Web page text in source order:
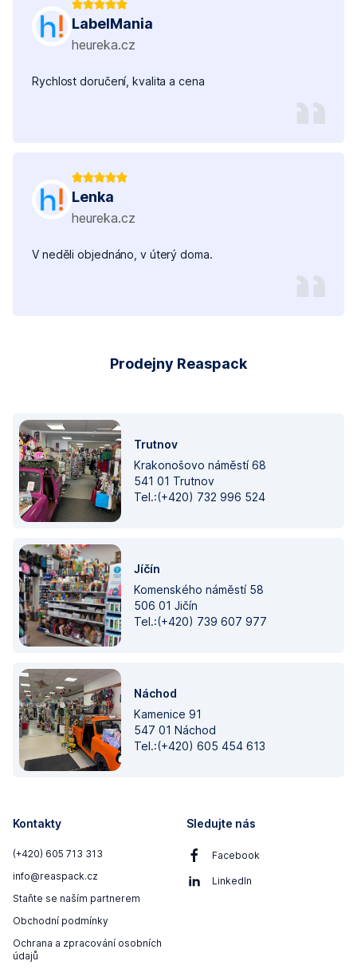
LabelMania
heureka.cz
Rychlost doručení, kvalita a cena
Lenka
heureka.cz
V neděli objednáno, v úterý doma.
Prodejny Reaspack
Trutnov
Krakonošovo náměstí 68
541 01 Trutnov
Tel.:(+420) 732 996 524
Jíčín
Komenského náměstí 58
506 01 Jičín
Tel.:(+420) 739 607 977
Náchod
Kamenice 91
547 01 Náchod
Tel.:(+420) 605 454 613
Kontakty
(+420) 605 713 313
info@reaspack.cz
Staňte se naším partnerem
Obchodní podmínky
Ochrana a zpracování osobních
údajů
Sledujte nás
Facebook
LinkedIn